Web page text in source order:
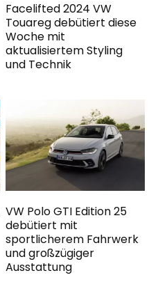
Facelifted 2024 VW
Touareg debütiert diese
Woche mit
aktualisiertem Styling
und Technik
VW Polo GTI Edition 25
debütiert mit
sportlicherem Fahrwerk
und großzügiger
Ausstattung